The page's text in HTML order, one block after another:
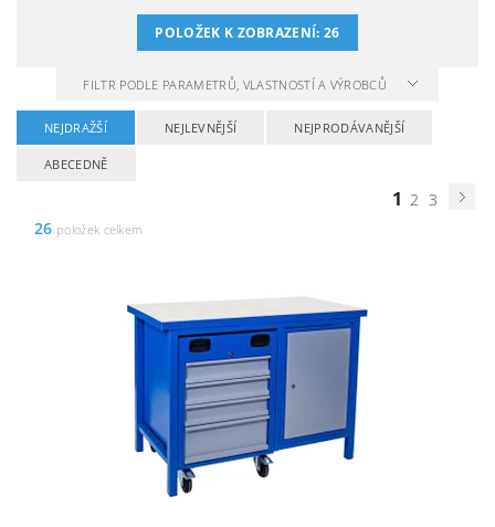
POLOŽEK K ZOBRAZENÍ:26
FILTR PODLE PARAMETRŮ, VLASTNOSTÍ A VÝROBCŮ
NEJDRAŽŠÍ NEJLEVNĚJŠÍ NEJPRODÁVANĚJŠÍ
ABECEDNĚ
1 2 3
26 položek celkem